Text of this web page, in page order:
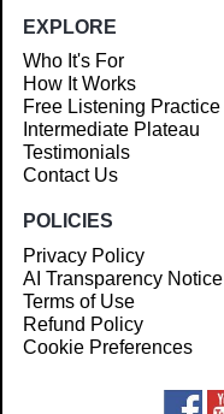
EXPLORE
Who It's For
How It Works
Free Listening Practice
Intermediate Plateau
Testimonials
Contact Us
POLICIES
Privacy Policy
AI Transparency Notice
Terms of Use
Refund Policy
Cookie Preferences